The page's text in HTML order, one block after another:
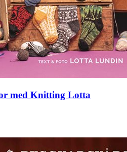
med Knitting Lotta